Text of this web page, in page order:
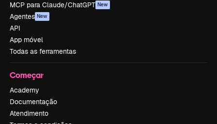
MCP para Claude/ChatGPT New
Agentes New
API
App móvel
Todas as ferramentas
Começar
Academy
Documentação
Atendimento